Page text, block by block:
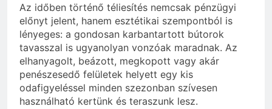
Az időben történő téliesítés nemcsak pénzügyi
előnyt jelent, hanem esztétikai szempontból is
lényeges: a gondosan karbantartott bútorok
tavasszal is ugyanolyan vonzóak maradnak. Az
elhanyagolt, beázott, megkopott vagy akár
penészesedő felületek helyett egy kis
odafigyeléssel minden szezonban szívesen
használható kertünk és teraszunk lesz.